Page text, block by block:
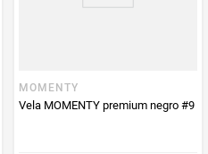
MOMENTY
Vela MOMENTY premium negro #9